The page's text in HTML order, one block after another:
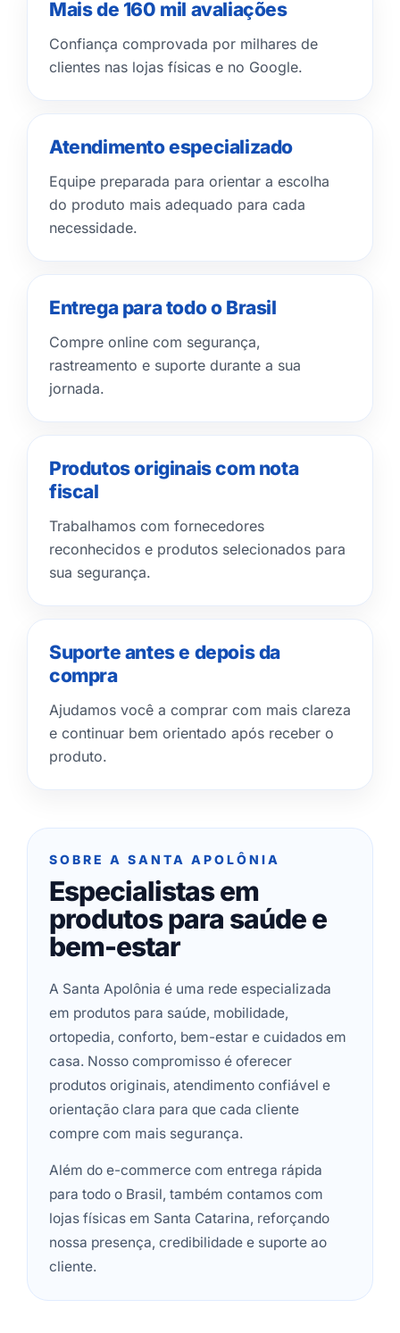
Mais de 160 mil avaliações
Confiança comprovada por milhares de
clientes nas lojas físicas e no Google.
Atendimento especializado
Equipe preparada para orientar a escolha
do produto mais adequado para cada
necessidade.
Entrega para todo o Brasil
Compre online com segurança,
rastreamento e suporte durante a sua
jornada.
Produtos originais com nota
fiscal
Trabalhamos com fornecedores
reconhecidos e produtos selecionados para
sua segurança.
Suporte antes e depois da
compra
Ajudamos você a comprar com mais clareza
e continuar bem orientado após receber o
produto.
SOBRE A SANTA APOLÔNIA
Especialistas em
produtos para saúde e
bem-estar
A Santa Apolônia é uma rede especializada
em produtos para saúde, mobilidade,
ortopedia, conforto, bem-estar e cuidados em
casa. Nosso compromisso é oferecer
produtos originais, atendimento confiável e
orientação clara para que cada cliente
compre com mais segurança.
Além do e-commerce com entrega rápida
para todo o Brasil, também contamos com
lojas físicas em Santa Catarina, reforçando
nossa presença, credibilidade e suporte ao
cliente.